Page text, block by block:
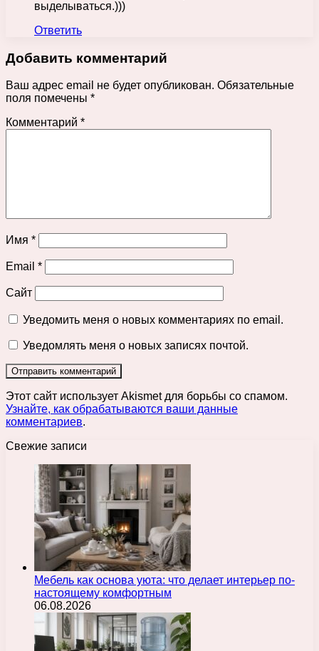
выделываться.)))
Ответить
Добавить комментарий
Ваш адрес email не будет опубликован. Обязательные
поля помечены *
Комментарий *
Имя *
Email *
Сайт
Уведомить меня о новых комментариях по email.
Уведомлять меня о новых записях почтой.
Этот сайт использует Akismet для борьбы со спамом.
Узнайте, как обрабатываются ваши данные
комментариев.
Свежие записи
Мебель как основа уюта: что делает интерьер по-
настоящему комфортным
06.08.2026